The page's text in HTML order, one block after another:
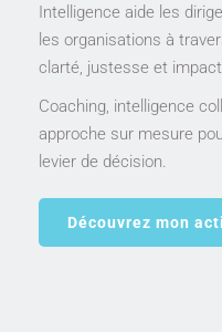
Intelligence aide les
les organisations à
clarté, justesse et
Coaching, intelligence
approche sur mesure
levier de décision.
Découvrez mon